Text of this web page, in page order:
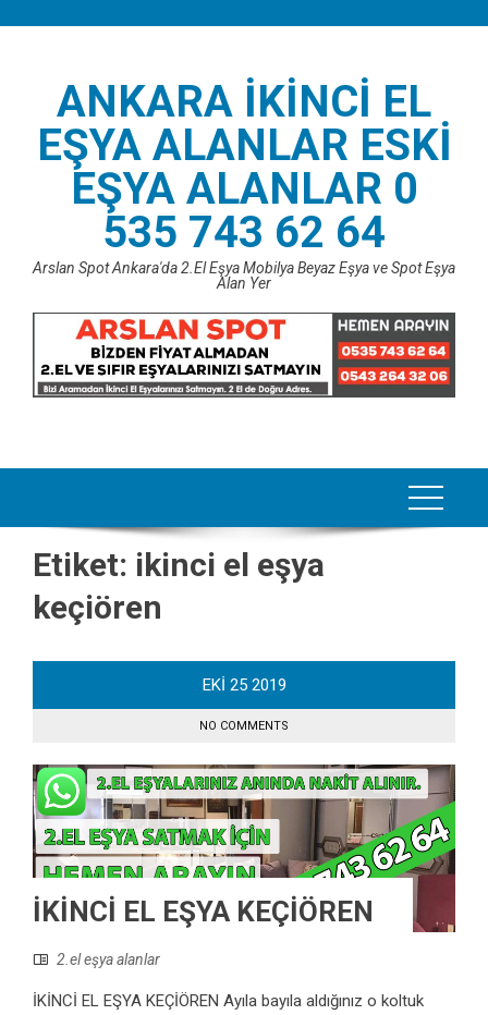
ANKARA İKINCI EL
EŞYA ALANLAR ESKI
EŞYA ALANLAR 0
535 743 62 64
Arslan Spot Ankara'da 2.El Eşya Mobilya Beyaz Eşya ve Spot Eşya
Alan Yer
Etiket: ikinci el eşya
keçiören
EKI 25 2019
NO COMMENTS
İKİNCİ EL EŞYA KEÇİÖREN
2.el eşya alanlar
İKİNCİ EL EŞYA KEÇİÖREN Ayıla bayıla aldığınız o koltuk